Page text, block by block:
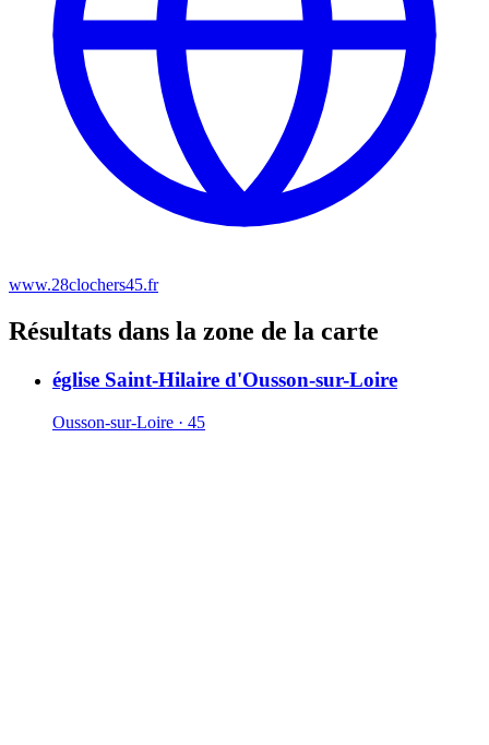
www.28clochers45.fr
Résultats dans la zone de la carte
église Saint-Hilaire d'Ousson-sur-Loire
Ousson-sur-Loire · 45